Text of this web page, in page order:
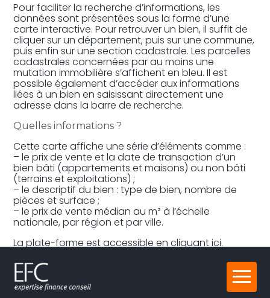
Aller
au
Pour faciliter la recherche d’informations, les
données sont présentées sous la forme d’une
carte interactive. Pour retrouver un bien, il suffit de
cliquer sur un département, puis sur une commune,
puis enfin sur une section cadastrale. Les parcelles
cadastrales concernées par au moins une
mutation immobilière s’affichent en bleu. Il est
possible également d’accéder aux informations
liées à un bien en saisissant directement une
adresse dans la barre de recherche.
Quelles informations ?
Cette carte affiche une série d’éléments comme :
– le prix de vente et la date de transaction d’un
bien bâti (appartements et maisons) ou non bâti
(terrains et exploitations) ;
– le descriptif du bien : type de bien, nombre de
pièces et surface ;
– le prix de vente médian au m² à l’échelle
nationale, par région et par ville.
La plate-forme est accessibleen cliquant ici.
Partager :